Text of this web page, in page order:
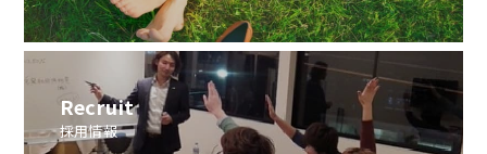
Recruit
採用情報